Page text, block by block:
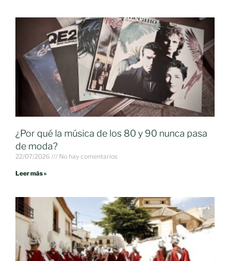
¿Por qué la música de los 80 y 90 nunca pasa
de moda?
22/07/2026 No hay comentarios
Leer más »